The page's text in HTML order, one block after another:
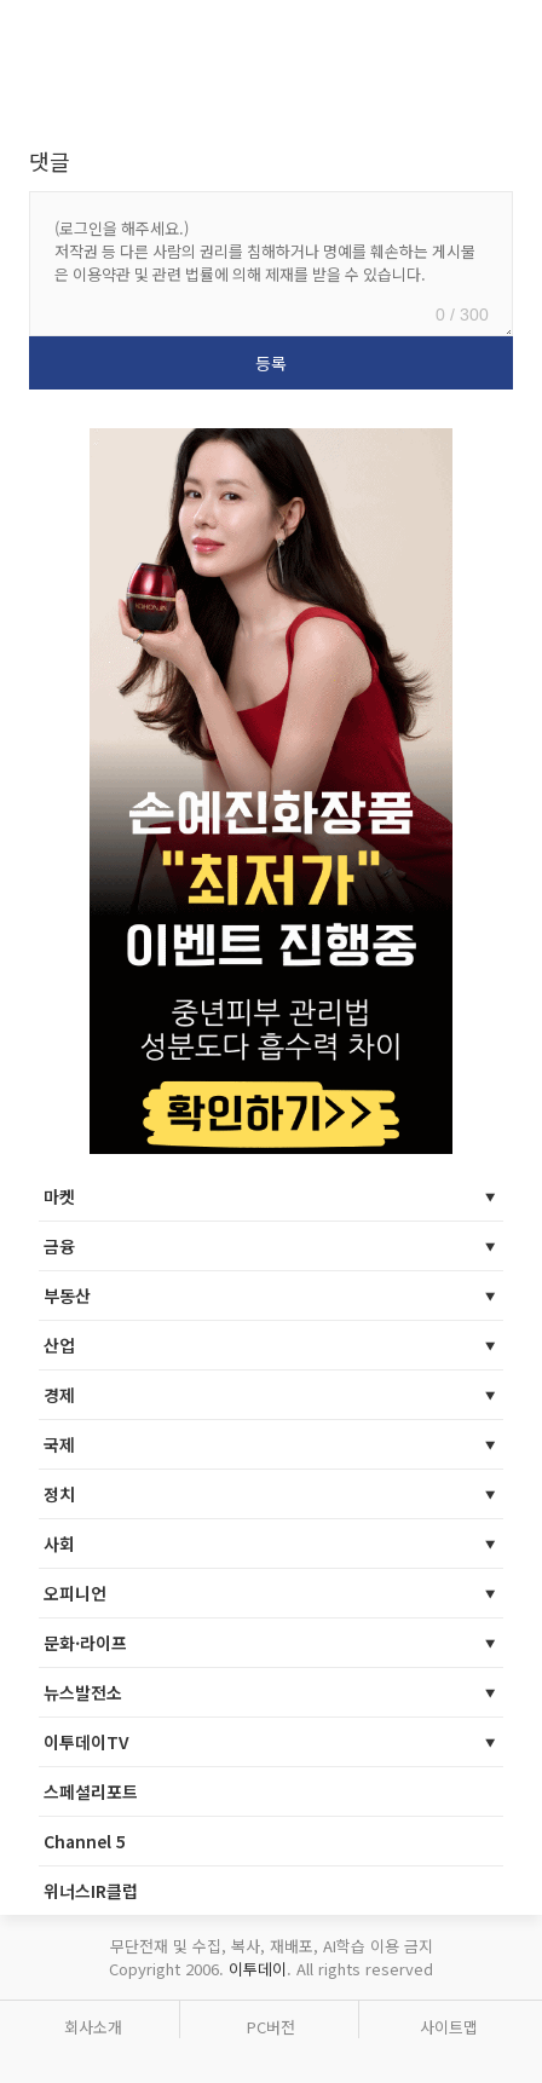
댓글
0 / 300
마켓
금융
부동산
산업
경제
국제
정치
사회
오피니언
문화·라이프
뉴스발전소
이투데이TV
스페셜리포트
Channel 5
위너스IR클럽
무단전재 및 수집, 복사, 재배포, AI학습 이용 금지
Copyright 2006. 이투데이. All rights reserved
회사소개 PC버전 사이트맵